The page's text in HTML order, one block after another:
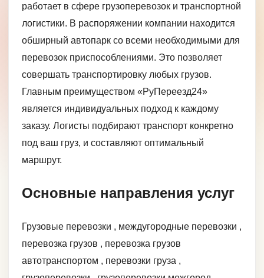
работает в сфере грузоперевозок и транспортной
логистики. В распоряжении компании находится
обширный автопарк со всеми необходимыми для
перевозок приспособлениями. Это позволяет
совершать транспортировку любых грузов.
Главным преимуществом «РуПереезд24»
является индивидуальных подход к каждому
заказу. Логисты подбирают транспорт конкретно
под ваш груз, и составляют оптимальный
маршрут.
Основные направления услуг
Грузовые перевозки , междугородные перевозки ,
перевозка грузов , перевозка грузов
автотранспортом , перевозки груза ,